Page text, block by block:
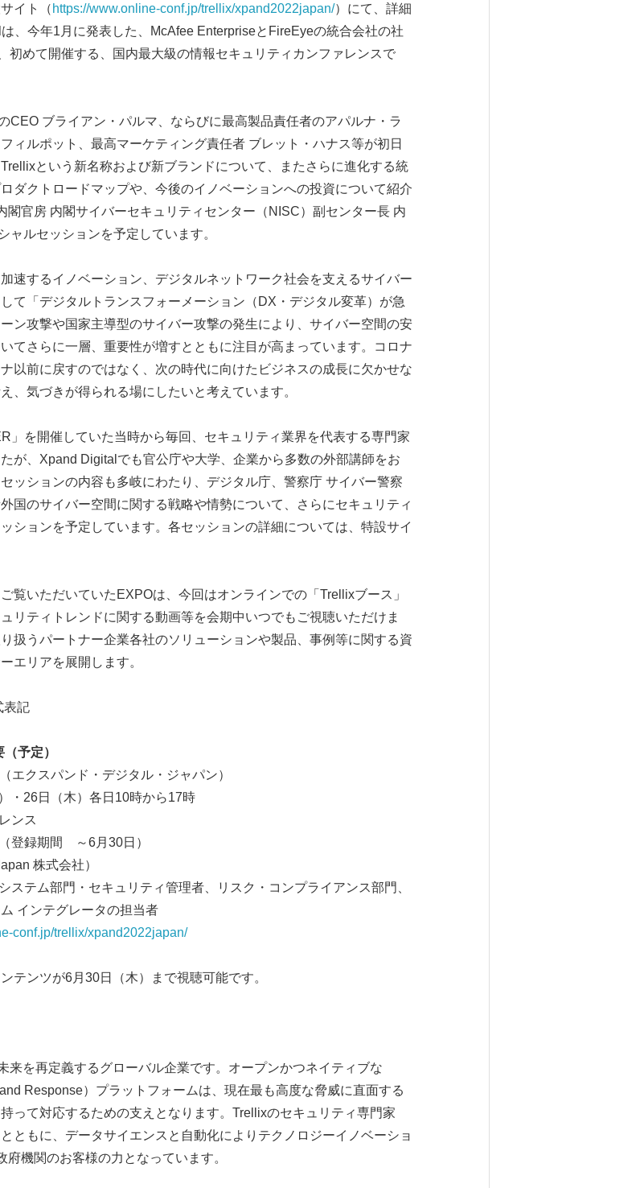
イト（ https://www.online-conf.jp/trellix/xpand2022japan/）にて、詳細
、今年1月に発表した、McAfee EnterpriseとFireEyeの統合会社の社
初めて開催する、国内最大級の情報セキュリティカンファレンスで
CEO ブライアン・パルマ、ならびに最高製品責任者のアパルナ・ラ
ィルポット、最高マーケティング責任者 ブレット・ハナス等が初日
という新名称および新ブランドについて、またさらに進化する統
ダクトロードマップや、今後のイノベーションへの投資について紹介
閣官房 内閣サイバーセキュリティセンター（NISC）副センター長 内
ャルセッションを予定しています。
速するイノベーション、デジタルネットワーク社会を支えるサイバー
て「デジタルトランスフォーメーション（DX・デジタル変革）が急
ン攻撃や国家主導型のサイバー攻撃の発生により、サイバー空間の安
てさらに一層、重要性が増すとともに注目が高まっています。コロナ
以前に戻すのではなく、次の時代に向けたビジネスの成長に欠かせな
、気づきが得られる場にしたいと考えています。
」を開催していた当時から毎回、セキュリティ業界を代表する専門家
が、Xpand Digitalでも官公庁や大学、企業から多数の外部講師をお
ッションの内容も多岐にわたり、デジタル庁、警察庁 サイバー警察
国のサイバー空間に関する戦略や情勢について、さらにセキュリティ
ションを予定しています。各セッションの詳細については、特設サイ
覧いただいていたEXPOは、今回はオンラインでの「Trellixブース」
リティトレンドに関する動画等を会期中いつでもご視聴いただけま
扱うパートナー企業各社のソリューションや製品、事例等に関する資
エリアを展開します。
表記
予定）
スパンド・デジタル・ジャパン）
26日（木）各日10時から17時
ンス
録期間 ～6月30日）
株式会社）
ム部門・セキュリティ管理者、リスク・コンプライアンス部門、
インテグレータの担当者
conf.jp/trellix/xpand2022japan/
テンツが6月30日（木）まで視聴可能です。
来を再定義するグローバル企業です。オープンかつネイティブな
Response）プラットフォームは、現在最も高度な脅威に直面する
って対応するための支えとなります。Trellixのセキュリティ専門家
ともに、データサイエンスと自動化によりテクノロジーイノベーショ
機関のお客様の力となっています。